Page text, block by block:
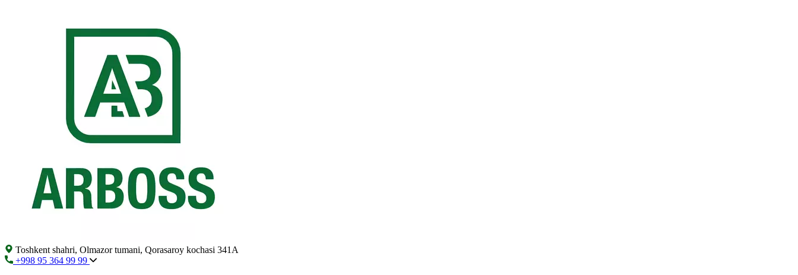
Toshkent shahri, Olmazor tumani, Qorasaroy kochasi 341A
+998 95 364 99 99